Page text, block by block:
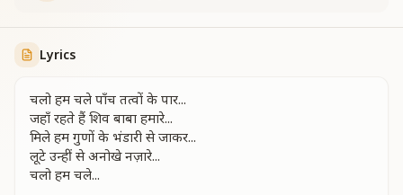
Lyrics
चलो हम चले पाँच तत्वों के पार...
जहाँ रहते हैं शिव बाबा हमारे...
मिले हम गुणों के भंडारी से जाकर...
लूटे उन्हीं से अनोखे नज़ारे...
चलो हम चले...